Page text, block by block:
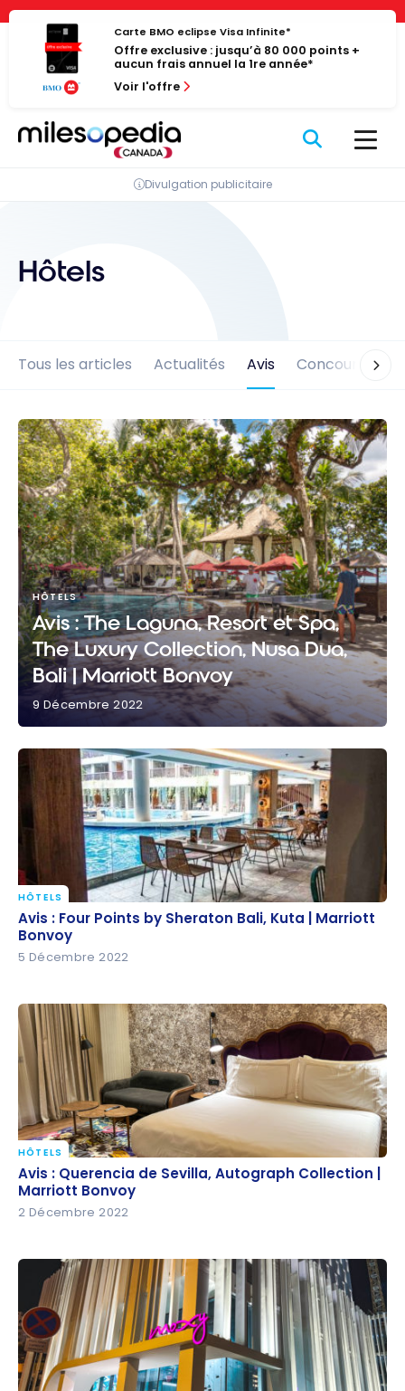
Panneau de gestion des cookies
Passer
contenu
Carte BMO eclipse Visa Infinite*
Offre exclusive : jusqu’à 80 000 points +
aucun frais annuel la 1re année*
Voir l'offre
Divulgation publicitaire
Hôtels
Tous les articles Actualités Avis Concours
Collection, Nusa Dua, Bali | Marriott Bonvoy
HÔTELS
Avis : The Laguna, Resort et Spa,
The Luxury Collection, Nusa Dua,
Bali | Marriott Bonvoy
9 Décembre 2022
Avis : Four Points by Sheraton Bali, Kuta | Marriott
Bonvoy
HÔTELS
Avis : Four Points by Sheraton Bali, Kuta | Marriott
Bonvoy
5 Décembre 2022
Avis : Querencia de Sevilla, Autograph Collection |
Marriott Bonvoy
HÔTELS
Avis : Querencia de Sevilla, Autograph Collection |
Marriott Bonvoy
2 Décembre 2022